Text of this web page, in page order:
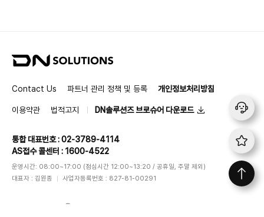
D
S
l
i
o
n
s
Contact Us 파트너 관리 정책 및 등록 개인정보처리방침
이용약관 법적고지 DN솔루션즈 브로슈어 다운로드
통합 대표번호 : 02-3789-4114
AS접수 콜센터 : 1600-4522
운영시간: 08:00~17:00 (점심시간 12:00~13:20 / 공휴일, 주말 제외)
대표자 : 김원종
사업자등록번호 : 827-81-00291
ⓒ